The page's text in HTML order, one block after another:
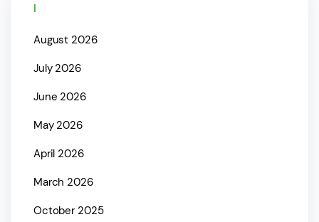
August 2026
July 2026
June 2026
May 2026
April 2026
March 2026
October 2025